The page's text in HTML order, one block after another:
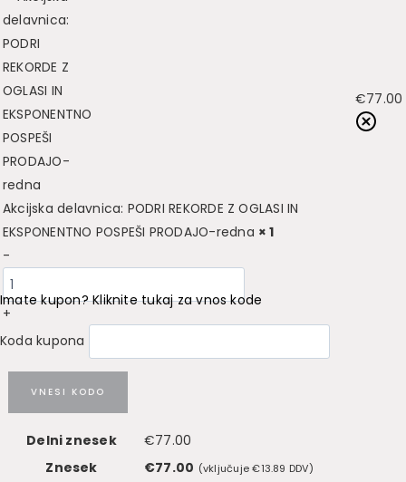
Akcijska delavnica: PODRI REKORDE Z OGLASI IN
EKSPONENTNO POSPEŠI PRODAJO-redna × 1
-
+
€77.00
Imate kupon? Kliknite tukaj za vnos kode
Koda kupona
VNESI KODO
Delni znesek €77.00
Znesek
€77.00 (vključuje€13.89 DDV)